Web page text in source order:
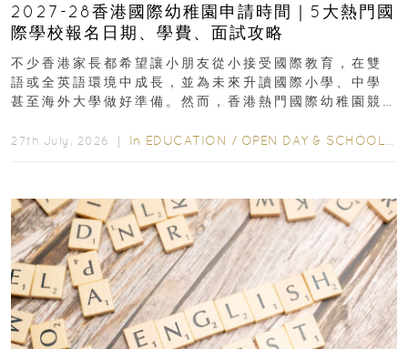
2027-28香港國際幼稚園申請時間｜5大熱門國
際學校報名日期、學費、面試攻略
不少香港家長都希望讓小朋友從小接受國際教育，在雙
語或全英語環境中成長，並為未來升讀國際小學、中學
甚至海外大學做好準備。然而，香港熱門國際幼稚園競
27th July, 2026 ｜ In EDUCATION / OPEN DAY & SCHOOL EVENTS